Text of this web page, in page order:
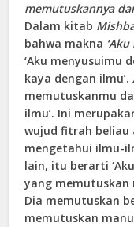
memutuskannya
Dalam kitab
bahwa makna
‘Aku menyusuimu
kaya dengan ilmu’.
memutuskanmu
ilmu’. Ini
wujud fitrah beliau
mengetahui ilmu-
lain, itu berarti
yang memutuskan
Dia memutuskan
memutuskan